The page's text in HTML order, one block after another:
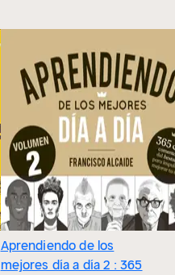
Aprendiendo de los
mejores día a día 2 : 365